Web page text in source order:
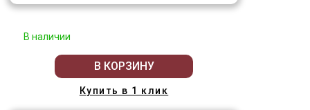
В наличии
В КОРЗИНУ
Купить в 1 клик